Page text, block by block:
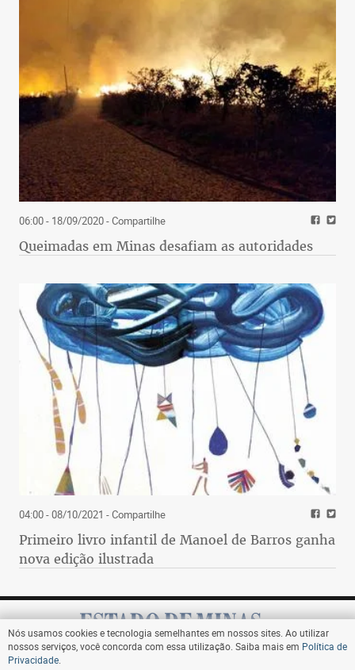
06:00 - 18/09/2020- Compartilhe
Queimadas em Minas desafiam as autoridades
04:00 - 08/10/2021 - Compartilhe
Primeiro livro infantil de Manoel de Barros ganha
nova edição ilustrada
Nós usamos cookies e tecnologia semelhantes em nossos sites. Ao utilizar
nossos serviços, você concorda com essa utilização. Saiba mais em Política de
Privacidade